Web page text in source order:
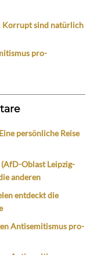
Korrupt sind natürlich
pro-
persönliche Reise
Oblast Leipzig-
anderen
entdeckt die
Antisemitismus pro-